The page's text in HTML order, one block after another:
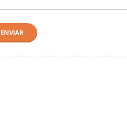
ENVIAR